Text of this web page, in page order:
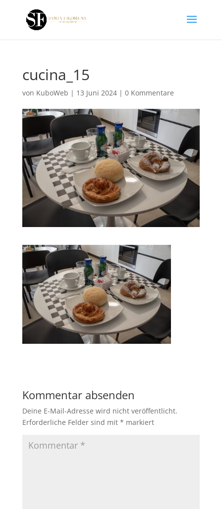
cucina_15
von KuboWeb | 13 Juni 2024| 0 Kommentare
Kommentar absenden
Deine E-Mail-Adresse wird nicht veröffentlicht.
Erforderliche Felder sind mit * markiert